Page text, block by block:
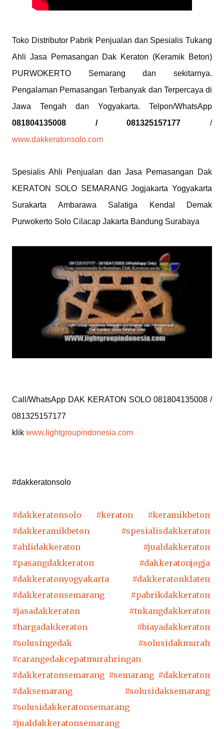
Toko Distributor Pabrik Penjualan dan Spesialis Tukang
Ahli Jasa Pemasangan Dak Keraton (Keramik Beton)
PURWOKERTO Semarang dan sekitarnya.
Pengalaman Pemasangan Terbanyak dan Terpercaya di
081804135008 / 081325157177
/
www.dakkeratonsolo.com
Spesialis Ahli Penjualan dan Jasa Pemasangan Dak
KERATON SOLO SEMARANG Jogjakarta Yogyakarta
Surakarta Ambarawa Salatiga Kendal Demak
Purwokerto Solo Cilacap Jakarta Bandung Surabaya
Call/WhatsApp DAK KERATON SOLO 081804135008 /
081325157177
klik www.lightgroupindonesia.com
#dakkeratonsolo
#dakkeratonsolo #keraton
#keramikbeton
#dakkeramikbeton
#spesialisdakkeraton
#ahlidakkeraton
#jualdakkeraton
#pasangdakkeraton
#dakkeratonjogja
#dakkeratonyogyakarta
#dakkeratonklaten
#dakkeratonsemarang
#pabrikdakkeraton
#jasadakkeraton
#tukangdakkeraton
#hargadakkeraton
#biayadakkeraton
#solusingedak
#solusidakmurah
#carangedakcepatmurahringan
#dakkeratonsemarang #semarang #dakkeraton
#daksemarang
#solusidaksemarang
#solusidakkeratonsemarang
#jualdakkeratonsemarang